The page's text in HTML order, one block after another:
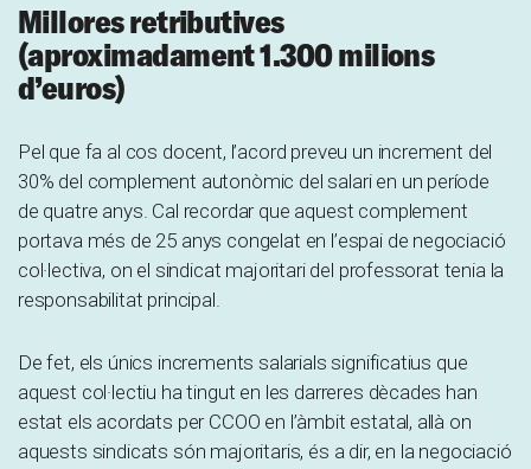
Millores retributives
(aproximadament 1.300 milions
d’euros)
Pel que fa al cos docent, l’acord preveu un increment del
30% del complement autonòmic del salari en un període
de quatre anys. Cal recordar que aquest complement
portava més de 25 anys congelat en l’espai de negociació
col·lectiva, on el sindicat majoritari del professorat tenia la
responsabilitat principal.
De fet, els únics increments salarials significatius que
aquest col·lectiu ha tingut en les darreres dècades han
estat els acordats per CCOO en l’àmbit estatal, allà on
aquests sindicats són majoritaris, és a dir, en la negociació